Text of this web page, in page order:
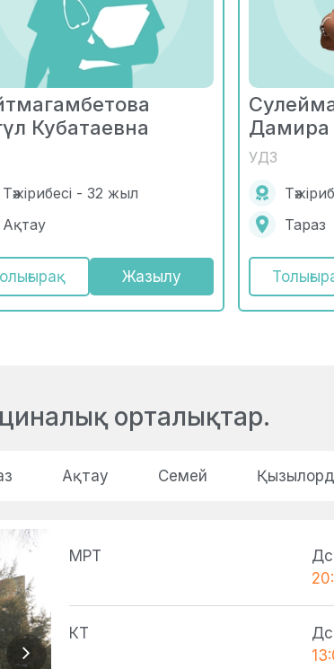
Кубатаевна
Тәжірибесі - 32 жыл
Ақтау
Жазылу
Дамира
УДЗ
Тараз
орталықтар.
Ақтау Семей
МРТ
КТ